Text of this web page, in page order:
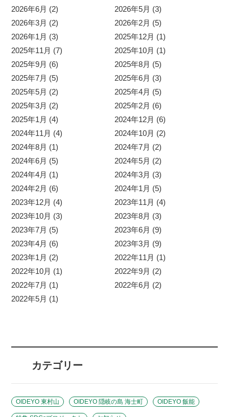
2026年6月 (2)
2026年5月 (3)
2026年3月 (2)
2026年2月 (5)
2026年1月 (3)
2025年12月 (1)
2025年11月 (7)
2025年10月 (1)
2025年9月 (6)
2025年8月 (5)
2025年7月 (5)
2025年6月 (3)
2025年5月 (2)
2025年4月 (5)
2025年3月 (2)
2025年2月 (6)
2025年1月 (4)
2024年12月 (6)
2024年11月 (4)
2024年10月 (2)
2024年8月 (1)
2024年7月 (2)
2024年6月 (5)
2024年5月 (2)
2024年4月 (1)
2024年3月 (3)
2024年2月 (6)
2024年1月 (5)
2023年12月 (4)
2023年11月 (4)
2023年10月 (3)
2023年8月 (3)
2023年7月 (5)
2023年6月 (9)
2023年4月 (6)
2023年3月 (9)
2023年1月 (2)
2022年11月 (1)
2022年10月 (1)
2022年9月 (2)
2022年7月 (1)
2022年6月 (2)
2022年5月 (1)
カテゴリー
OIDEYO 東村山 OIDEYO 隠岐の島 海士町 OIDEYO 飯能